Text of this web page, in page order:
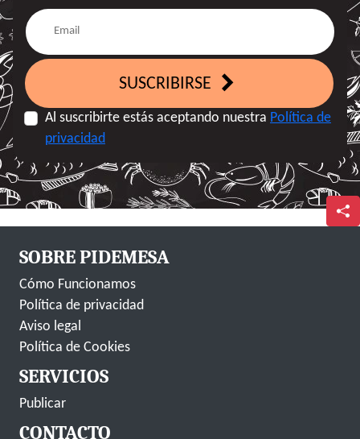
SUSCRIBIRSE
Al suscribirte estás aceptando nuestra Política de
privacidad
SOBRE PIDEMESA
Cómo Funcionamos
Política de privacidad
Aviso legal
Política de Cookies
SERVICIOS
Publicar
CONTACTO